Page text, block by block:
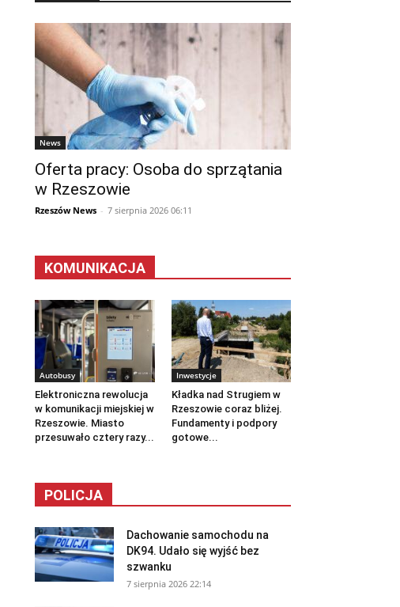
News
Oferta pracy: Osoba do sprzątania
w Rzeszowie
Rzeszów News - 7 sierpnia 2026 06:11
KOMUNIKACJA
Autobusy
Elektroniczna rewolucja
w komunikacji miejskiej w
Rzeszowie. Miasto
przesuwało cztery razy...
Inwestycje
Kładka nad Strugiem w
Rzeszowie coraz bliżej.
Fundamenty i podpory
gotowe...
POLICJA
Dachowanie samochodu na
DK94. Udało się wyjść bez
szwanku
7 sierpnia 2026 22:14